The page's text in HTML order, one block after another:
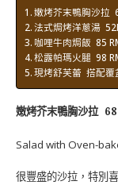
嫩烤芥末鴨胸沙拉
法式焗烤洋蔥湯
咖哩牛肉焗飯 85
松露帕瑪火腿 98
現烤舒芙蕾 搭配覆
嫩烤芥末鴨胸沙拉
Salad with Oven-
很豐盛的沙拉，特別